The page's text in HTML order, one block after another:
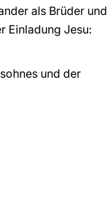
als Brüder und
Einladung Jesu:
und der